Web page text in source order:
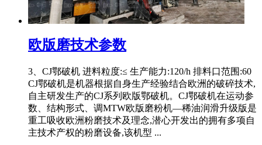
欧版磨技术参数
3、CJ鄂破机 进料粒度:≤ 生产能力:120/h 排料口范围:60
CJ鄂破机是机器根据自身生产经验结合欧洲的破碎技术,
自主研发生产的CJ系列欧版鄂破机。CJ鄂破机在运动参
数、结构形式、调MTW欧版磨粉机—稀油润滑升级版是
重工吸收欧洲粉磨技术及理念,潜心开发出的拥有多项自
主技术产权的粉磨设备,该机型 ...